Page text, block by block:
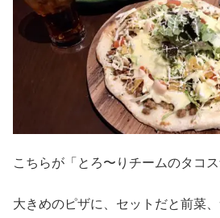
こちらが「とろ〜りチームのタコス
大きめのピザに、セットだと前菜